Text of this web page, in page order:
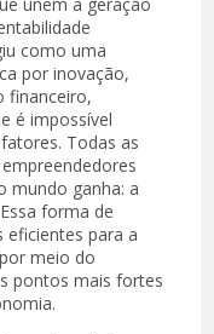
como uma
por inovação,
financeiro,
é impossível
Todas as
mundo ganha: a
forma de
eficientes para a
meio do
pontos mais fortes